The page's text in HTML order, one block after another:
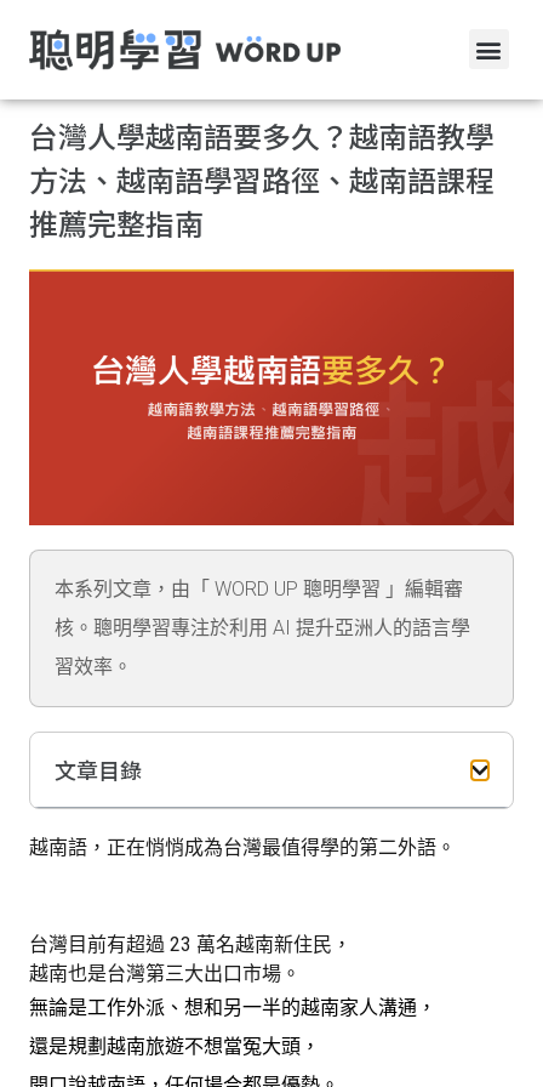
台灣人學越南語要多久？越南語教學
方法、越南語學習路徑、越南語課程
推薦完整指南
本系列文章，由「 WORD UP 聰明學習 」編輯審
核。聰明學習專注於利用 AI 提升亞洲人的語言學
習效率。
文章目錄
越南語，正在悄悄成為台灣最值得學的第二外語。
台灣目前有超過 23 萬名越南新住民，
越南也是台灣第三大出口市場。
無論是工作外派、想和另一半的越南家人溝通，
還是規劃越南旅遊不想當冤大頭，